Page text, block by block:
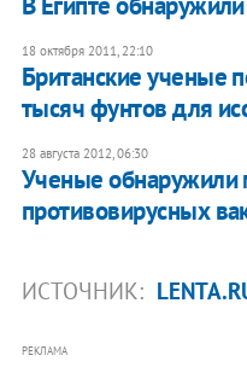
18 октября 2011, 22:10
Британские ученые
тысяч фунтов для
28 августа 2012, 06:30
Ученые обнаружили
противовирусных
ИСТОЧНИК:
РЕКЛАМА